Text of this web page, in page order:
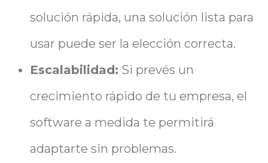
solución rápida, una solución lista para
usar puede ser la elección correcta.
Escalabilidad: Si prevés un
crecimiento rápido de tu empresa, el
software a medida te permitirá
adaptarte sin problemas.